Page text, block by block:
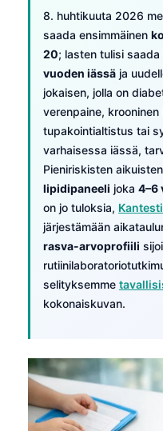
8. huhtikuuta 2026
saada ensimmäinen
20; lasten tulisi
vuoden iässä ja
jokaisen, jolla on
verenpaine, krooninen
tupakointialtistus tai
varhaisessa iässä,
Pieniriskisten
lipidipaneeli joka 4–6
on jo tuloksia,
järjestämään
rasva-arvoprofiili
selityksemme
kokonaiskuvan.